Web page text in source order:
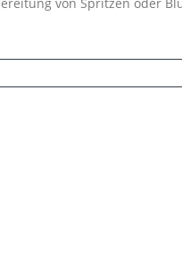
von Spritzen oder